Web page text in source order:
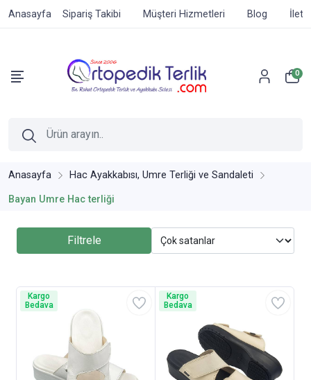
Anasayfa Sipariş Takibi Müşteri Hizmetleri Blog
0
Anasayfa Hac Ayakkabısı, Umre Terliği ve Sandaleti
Bayan Umre Hac terliği
Filtrele
Kargo
Bedava
Kargo
Bedava